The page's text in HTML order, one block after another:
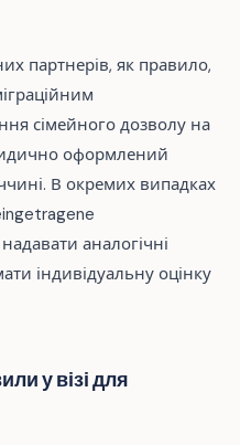
партнерів, як правило,
сімейного дозволу на
оформлений
В окремих випадках
аналогічні
індивідуальну оцінку
у візі для